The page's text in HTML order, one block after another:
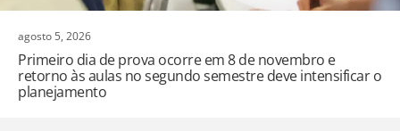
agosto 5, 2026
Primeiro dia de prova ocorre em 8 de novembro e
retorno às aulas no segundo semestre deve intensificar o
planejamento